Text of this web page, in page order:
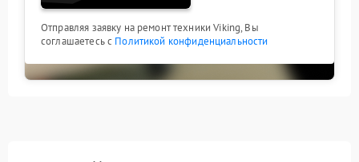
Отправляя заявку на ремонт техники Viking, Вы
соглашаетесь с Политикой конфиденциальности